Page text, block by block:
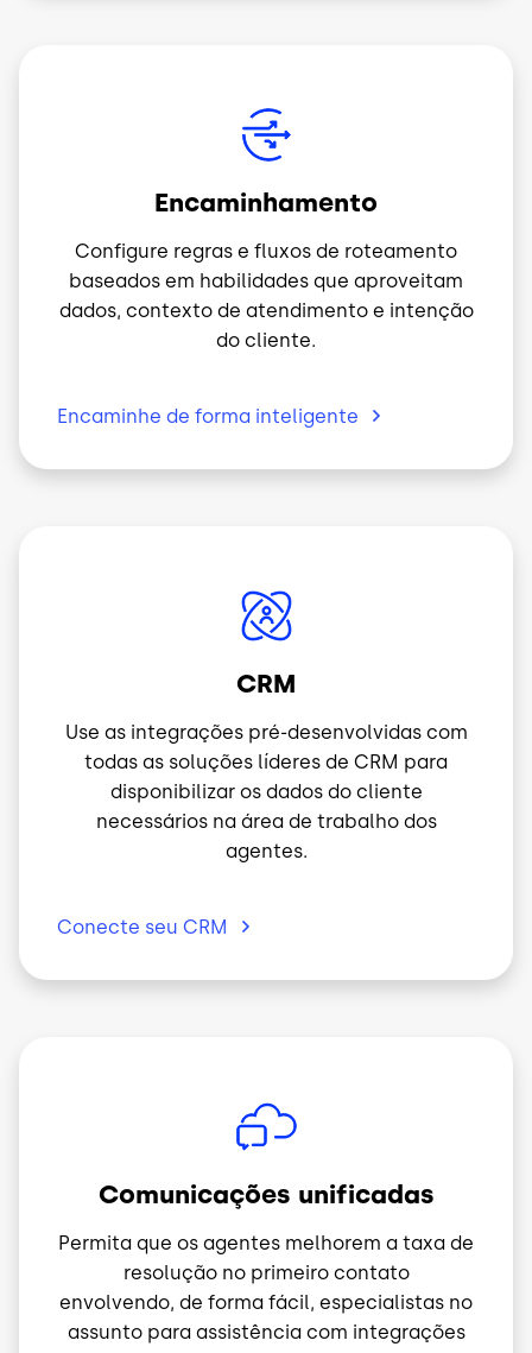
Encaminhamento
Configure regras e fluxos de roteamento
baseados em habilidades que aproveitam
dados, contexto de atendimento e intenção
do cliente.
Encaminhe de forma inteligente
CRM
Use as integrações pré-desenvolvidas com
todas as soluções líderes de CRM para
disponibilizar os dados do cliente
necessários na área de trabalho dos
agentes.
Conecte seu CRM
Comunicações unificadas
Permita que os agentes melhorem a taxa de
resolução no primeiro contato
envolvendo, de forma fácil, especialistas no
assunto para assistência com integrações